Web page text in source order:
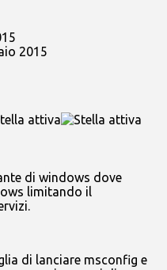
2015
di windows dove
limitando il
di lanciare msconfig e